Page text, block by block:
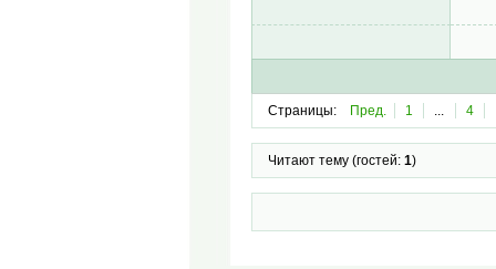
Страницы: Пред. 1 ... 4
Читают тему (гостей: 1)